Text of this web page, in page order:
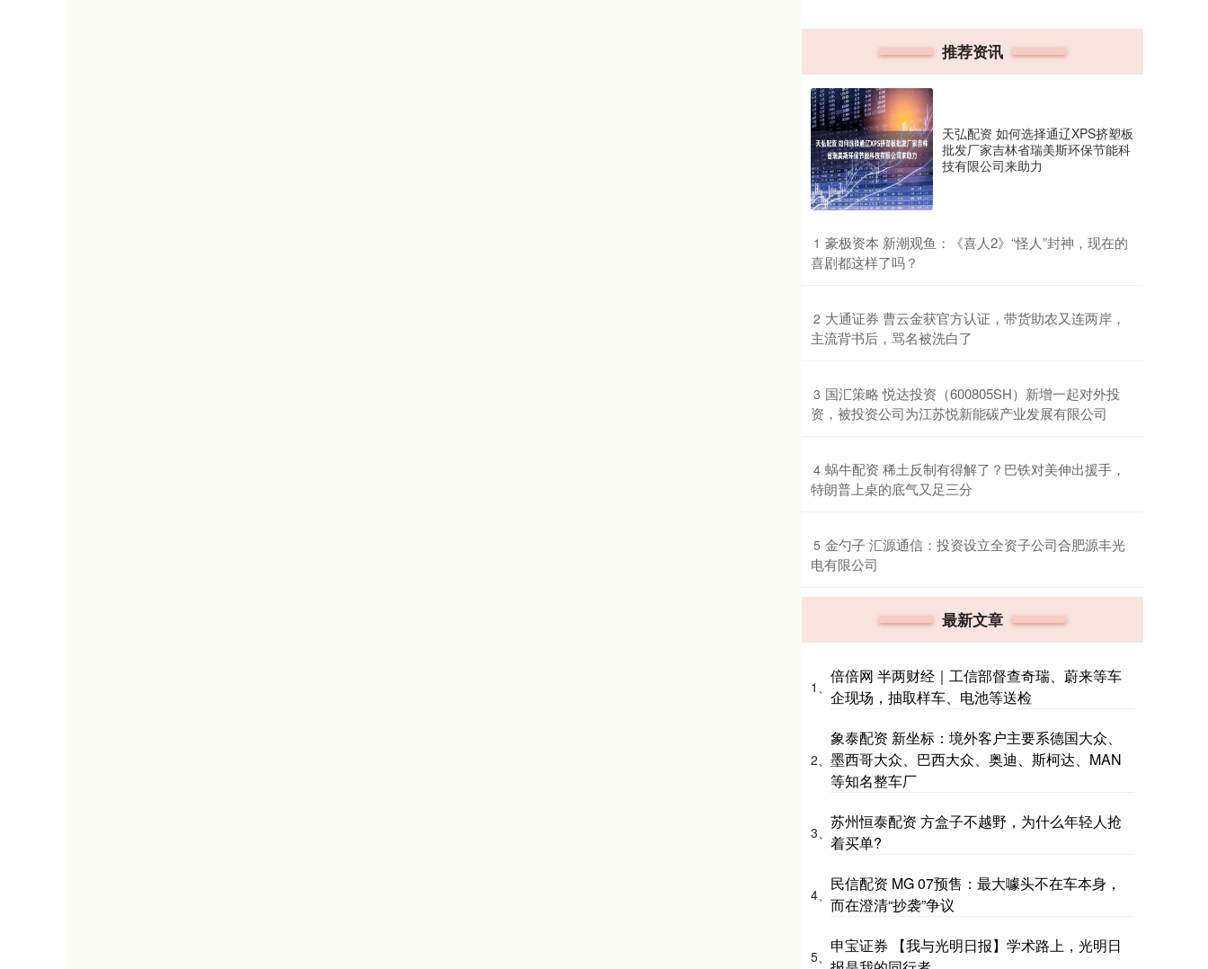
推荐资讯
天弘配资 如何选择通辽XPS挤塑板
批发厂家吉林省瑞美斯环保节能科
技有限公司来助力
1 ​豪极资本 新潮观鱼：《喜人2》“怪人”封神，现在的
喜剧都这样了吗？
2 ​大通证券 曹云金获官方认证，带货助农又连两岸，
主流背书后，骂名被洗白了
3 ​国汇策略 悦达投资（600805SH）新增一起对外投
资，被投资公司为江苏悦新能碳产业发展有限公司
4 ​蜗牛配资 稀土反制有得解了？巴铁对美伸出援手，
特朗普上桌的底气又足三分
5 ​金勺子 汇源通信：投资设立全资子公司合肥源丰光
电有限公司
最新文章
1、
倍倍网 半两财经｜工信部督查奇瑞、蔚来等车
企现场，抽取样车、电池等送检
2、
象泰配资 新坐标：境外客户主要系德国大众、
墨西哥大众、巴西大众、奥迪、斯柯达、MAN
等知名整车厂
3、
苏州恒泰配资 方盒子不越野，为什么年轻人抢
着买单?
4、
民信配资 MG 07预售：最大噱头不在车本身，
而在澄清“抄袭”争议
5、
申宝证券 【我与光明日报】学术路上，光明日